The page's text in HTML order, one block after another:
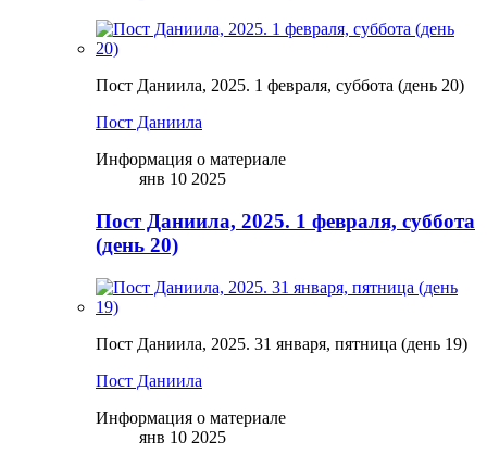
Пост Даниила, 2025. 1 февраля, суббота (день 20)
Пост Даниила
Информация о материале
янв 10 2025
Пост Даниила, 2025. 1 февраля, суббота
(день 20)
Пост Даниила, 2025. 31 января, пятница (день 19)
Пост Даниила
Информация о материале
янв 10 2025